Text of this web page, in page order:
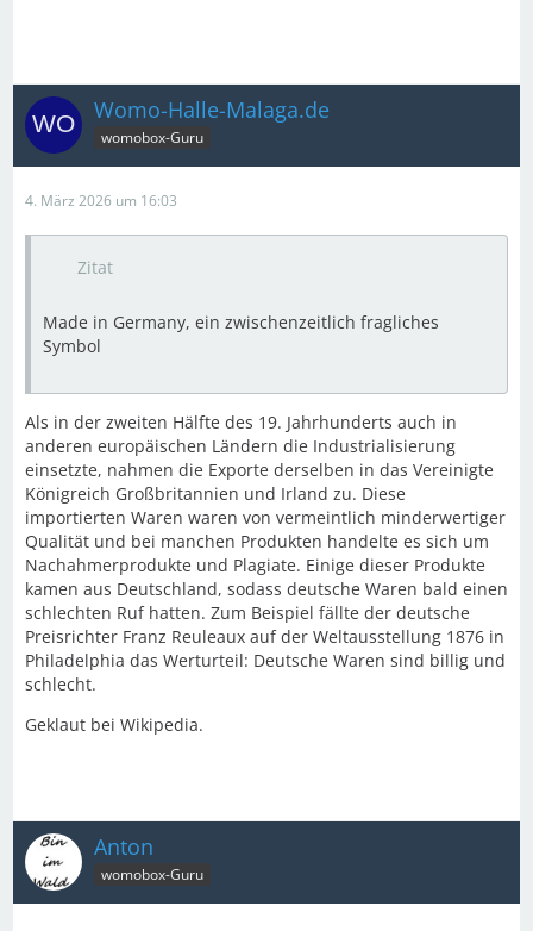
Womo-Halle-Malaga.de
womobox-Guru
4. März 2026 um 16:03
Zitat
Made in Germany, ein zwischenzeitlich fragliches
Symbol
Als in der zweiten Hälfte des 19. Jahrhunderts auch in
anderen europäischen Ländern die Industrialisierung
einsetzte, nahmen die Exporte derselben in das Vereinigte
Königreich Großbritannien und Irland zu. Diese
importierten Waren waren von vermeintlich minderwertiger
Qualität und bei manchen Produkten handelte es sich um
Nachahmerprodukte und Plagiate. Einige dieser Produkte
kamen aus Deutschland, sodass deutsche Waren bald einen
schlechten Ruf hatten. Zum Beispiel fällte der deutsche
Preisrichter Franz Reuleaux auf der Weltausstellung 1876 in
Philadelphia das Werturteil: Deutsche Waren sind billig und
schlecht.
Geklaut bei Wikipedia.
Anton
womobox-Guru